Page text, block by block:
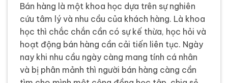
Bán hàng là một khoa học dựa trên sự nghiên
cứu tâm lý và nhu cầu của khách hàng. Là khoa
học thì chắc chắn cần có sự kế thừa, học hỏi và
hoạt động bán hàng cần cải tiến liên tục. Ngày
nay khi nhu cầu ngày càng mang tính cá nhân
và bị phân mảnh thì người bán hàng càng cần